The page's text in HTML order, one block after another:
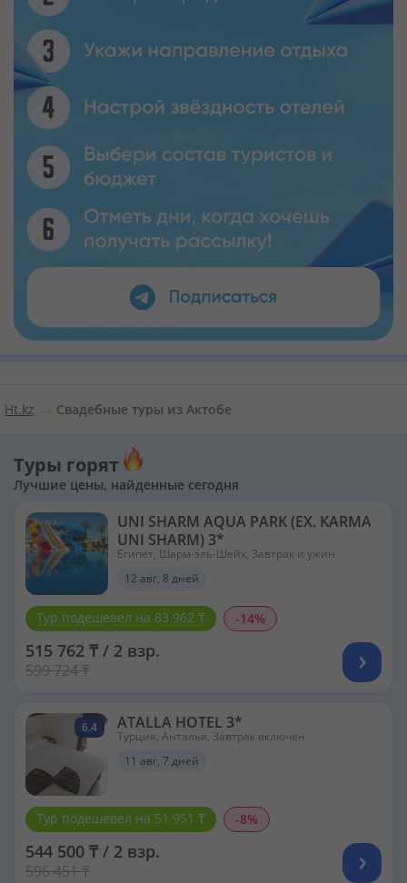
Ht.kz Свадебные туры из Актобе
Туры горят
Лучшие цены, найденные сегодня
UNI SHARM AQUA PARK (EX. KARMA
UNI SHARM) 3*
Египет, Шарм-эль-Шейх, Завтрак и ужин
12 авг, 8 дней
Тур подешевел на 83 962 ₸ -14%
515 762 ₸ / 2 взр.
599 724 ₸
6.4 ATALLA HOTEL 3*
Турция, Анталья, Завтрак включен
11 авг, 7 дней
Тур подешевел на 51 951 ₸ -8%
544 500 ₸ / 2 взр.
596 451 ₸